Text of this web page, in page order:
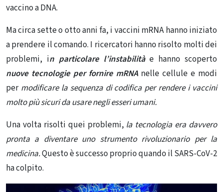
vaccino a DNA.
Ma circa sette o otto anni fa, i vaccini mRNA hanno iniziato
a prendere il comando. I ricercatori hanno risolto molti dei
problemi, in particolare l’instabilitàe hanno scoperto
nuove tecnologie per fornire mRNAnelle cellule e modi
per modificare la sequenza di codifica perrendere i vaccini
molto più sicuri da usare negli esseri umani.
Una volta risolti quei problemi, la tecnologia era davvero
pronta a diventare uno strumento rivoluzionario per la
medicina.Questo è successo proprio quando il SARS-CoV-2
ha colpito.